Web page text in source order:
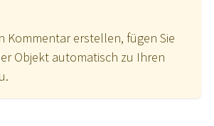
Kommentar erstellen, fügen Sie
Objekt automatisch zu Ihren